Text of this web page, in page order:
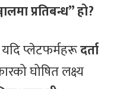
प्रतिबन्ध” हो?
प्लेटफर्महरूदर्ता
घोषित लक्ष्य